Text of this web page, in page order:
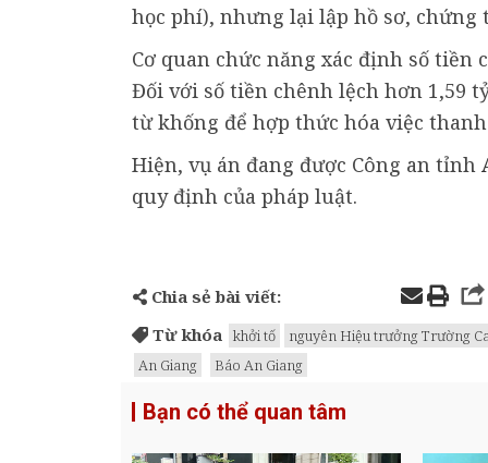
học phí), nhưng lại lập hồ sơ,
Cơ quan chức năng xác định số
Đối với số tiền chênh lệch hơn 1,59
từ khống để hợp thức hóa việc
Hiện, vụ án đang được Công an tỉnh
quy định của pháp luật.
Chia sẻ bài viết:
Từ khóa khởi tố
nguyên Hiệu trưởng Trường
An Giang
Báo An Giang
Bạn có thể quan tâm